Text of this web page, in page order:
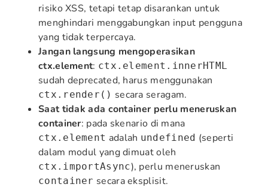
risiko XSS, tetapi tetap disarankan untuk
menghindari menggabungkan input pengguna
yang tidak terpercaya.
Jangan langsung mengoperasikan
ctx.element: ctx.element.innerHTML
sudah deprecated, harus menggunakan
ctx.render() secara seragam.
Saat tidak ada container perlu meneruskan
container: pada skenario di mana
ctx.element adalah undefined (seperti
dalam modul yang dimuat oleh
ctx.importAsync), perlu meneruskan
container secara eksplisit.